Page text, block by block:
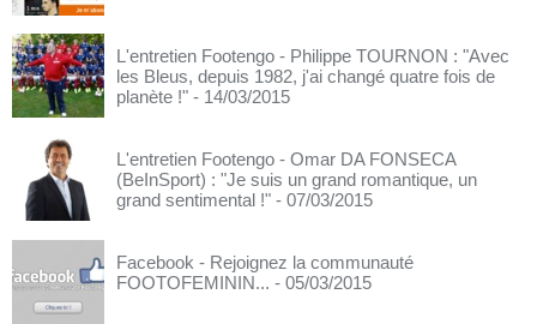
L'entretien Footengo - Philippe TOURNON : "Avec
les Bleus, depuis 1982, j'ai changé quatre fois de
planète !" - 14/03/2015
L'entretien Footengo - Omar DA FONSECA
(BeInSport) : "Je suis un grand romantique, un
grand sentimental !" - 07/03/2015
Facebook - Rejoignez la communauté
FOOTOFEMININ... - 05/03/2015